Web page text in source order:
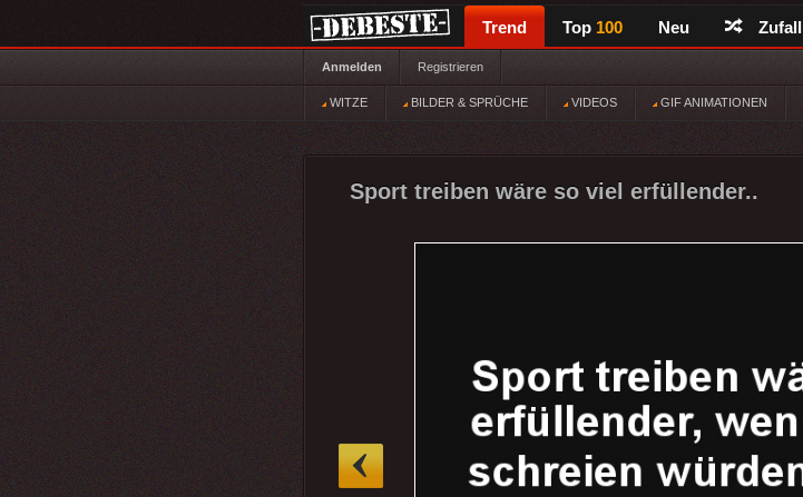
Trend Top 100 Neu Zufall
Anmelden Registrieren
WITZE BILDER & SPRÜCHE VIDEOS GIF ANIMATIONEN
Sport treiben wäre so viel erfüllender..